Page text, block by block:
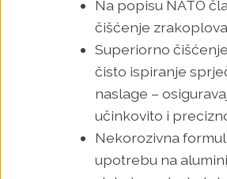
Na popisu NATO
čišćenje
Superiorno
čisto ispiranje
naslage –
učinkovito i
Nekorozivna
upotrebu na